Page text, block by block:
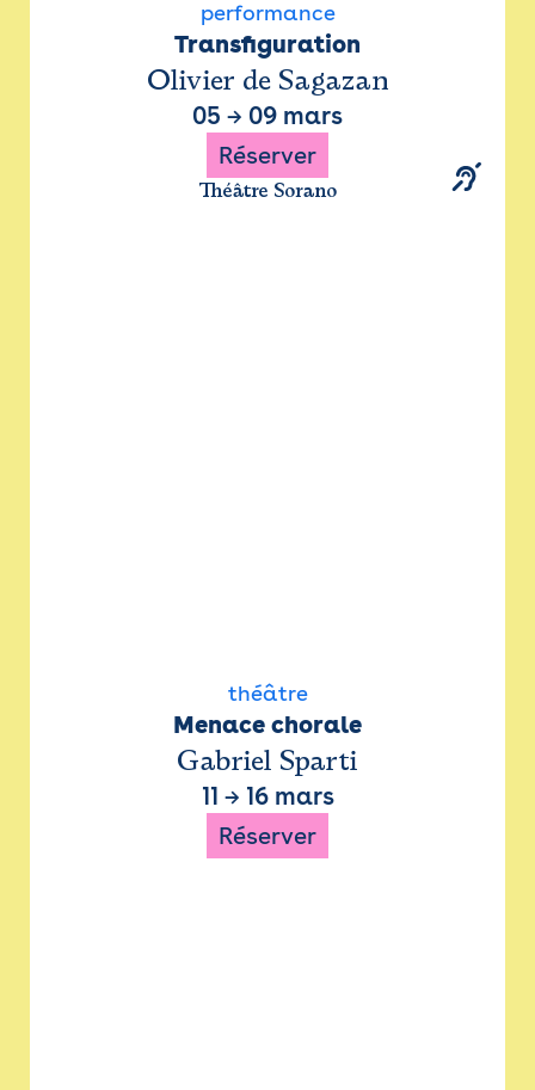
performance
Transfiguration
Olivier de Sagazan
05 → 09 mars
Réserver
Théâtre Sorano
théâtre
Menace chorale
Gabriel Sparti
11 → 16 mars
Réserver